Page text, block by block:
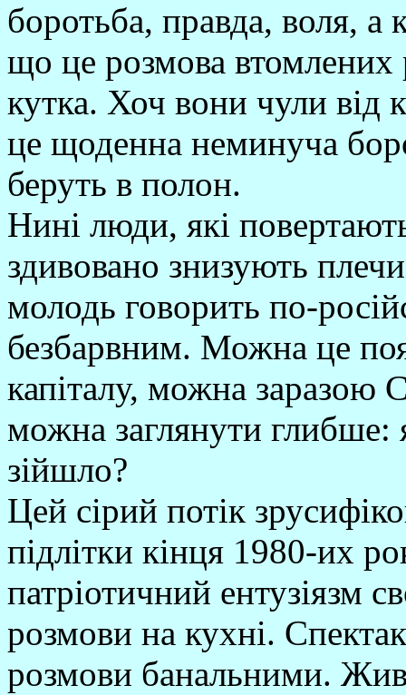
боротьба, правда, воля, а
що це розмова втомлених
кутка. Хоч вони чули від
це щоденна неминуча
беруть в полон.
Нині люди, які
здивовано знизують
молодь говорить по-
безбарвним. Можна це
капіталу, можна
можна заглянути
зійшло?
Цей сірий потік
підлітки кінця 1980-их
патріотичний ентузіязм
розмови на кухні.
розмови банальними.